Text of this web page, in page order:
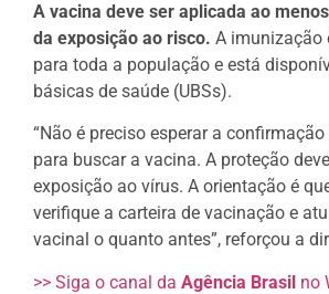
A vacina deve ser aplicada ao
da exposição ao risco. A imunização
para toda a população e está
básicas de saúde (UBSs).
“Não é preciso esperar a
para buscar a vacina. A proteção
exposição ao vírus. A orientação é
verifique a carteira de vacinação e
vacinal o quanto antes”, reforçou a
>> Siga o canal da Agência Brasil no